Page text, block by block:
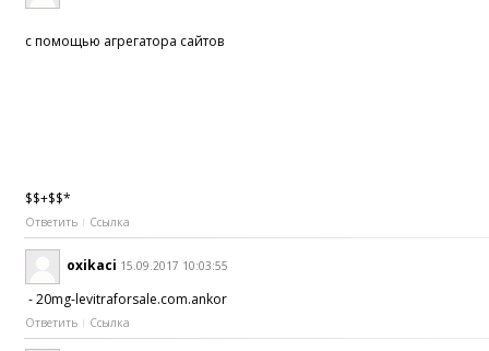
с помощью агрегатора сайтов
$$+$$*
Ответить Ссылка
oxikaci 15.09.2017 10:03:55
- 20mg-levitraforsale.com.ankor
Ответить Ссылка